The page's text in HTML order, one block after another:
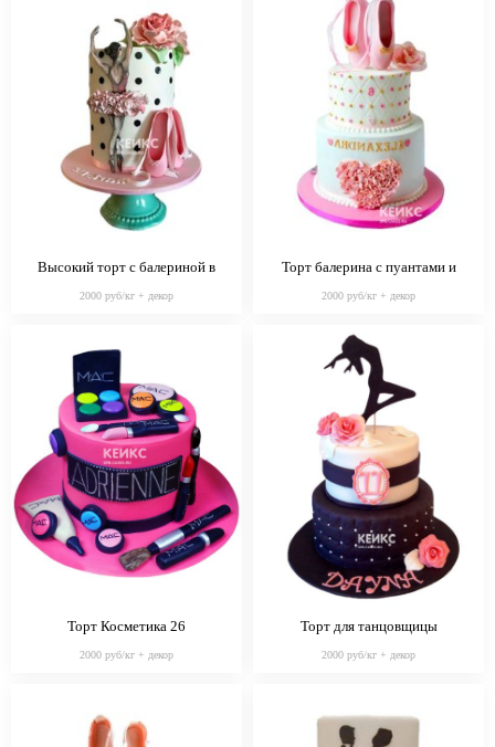
Высокий торт с балериной в
2000 руб/кг + декор
Торт балерина с пуантами и
2000 руб/кг + декор
Торт Косметика 26
2000 руб/кг + декор
Торт для танцовщицы
2000 руб/кг + декор